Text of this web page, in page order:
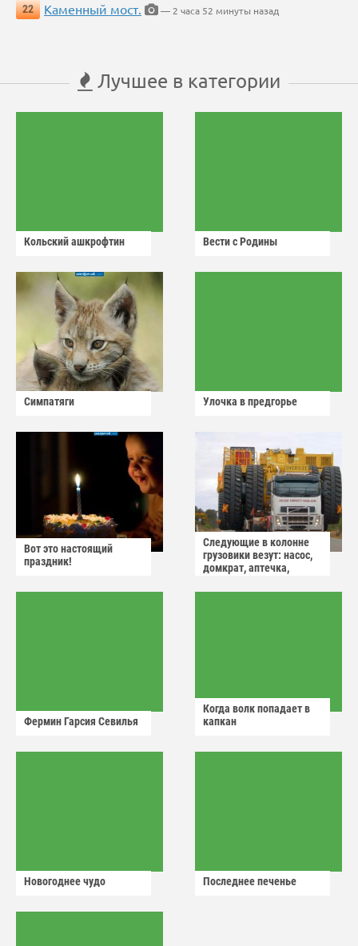
22
Каменный мост. — 2 часа 52 минуты назад
Лучшее в категории
Кольский ашкрофтин Вести с Родины
Симпатяги Улочка в предгорье
Вот это настоящий
праздник!
Следующие в колонне
грузовики везут: насос,
домкрат, аптечка,
Фермин Гарсия Севилья
Когда волк попадает в
капкан
Новогоднее чудо Последнее печенье